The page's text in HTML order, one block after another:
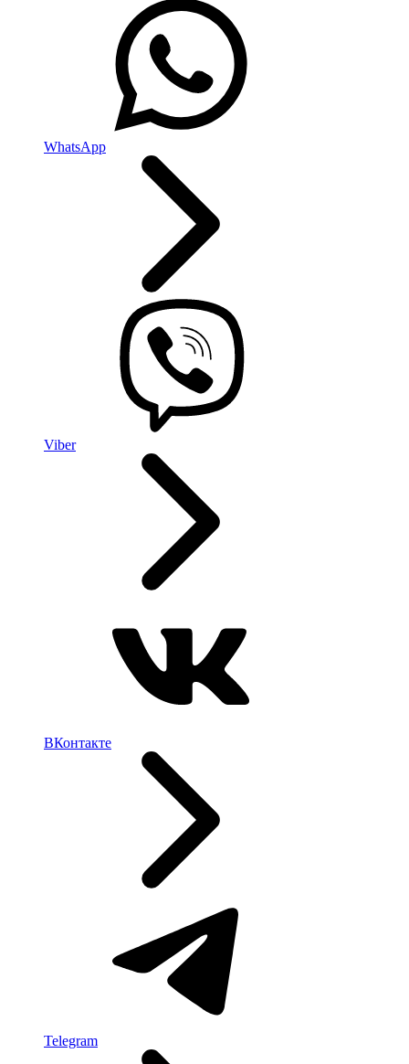
WhatsApp
Viber
ВКонтакте
Telegram